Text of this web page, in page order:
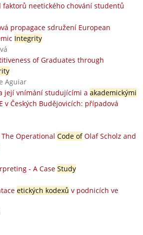
faktorů neetického chování studentů
propagace sdružení European
Integrity
of Graduates through
Aguiar
její vnímání studujícími a akademickými
v Českých Budějovicích: případová
Operational Code ofOlaf Scholz and
- A Case Study
etických kodexů v podnicích ve